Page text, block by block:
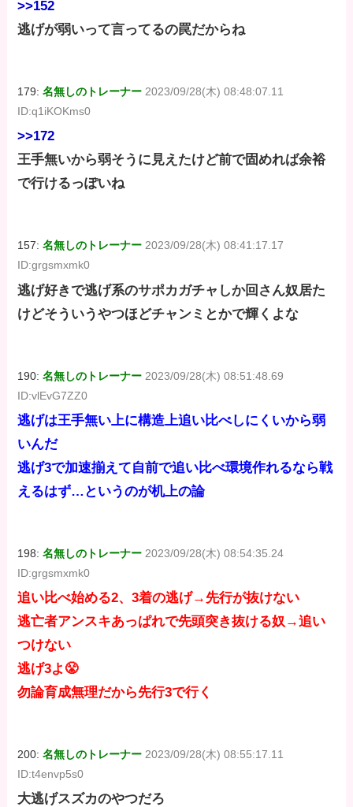
>>152
逃げが弱いって言ってるの罠だからね
179:名無しのトレーナー 2023/09/28(木) 08:48:07.11
ID:q1iKOKms0
>>172
王手無いから弱そうに見えたけど前で固めれば余裕
で行けるっぽいね
157:名無しのトレーナー 2023/09/28(木) 08:41:17.17
ID:grgsmxmk0
逃げ好きで逃げ系のサポカガチャしか回さん奴居た
けどそういうやつほどチャンミとかで輝くよな
190:名無しのトレーナー 2023/09/28(木) 08:51:48.69
ID:vlEvG7ZZ0
逃げは王手無い上に構造上追い比べしにくいから弱
いんだ
逃げ3で加速揃えて自前で追い比べ環境作れるなら戦
えるはず…というのが机上の論
198:名無しのトレーナー 2023/09/28(木) 08:54:35.24
ID:grgsmxmk0
追い比べ始める2、3着の逃げ→先行が抜けない
逃亡者アンスキあっぱれで先頭突き抜ける奴→追い
つけない
逃げ3よ😤
勿論育成無理だから先行3で行く
200:名無しのトレーナー 2023/09/28(木) 08:55:17.11
ID:t4envp5s0
大逃げスズカのやつだろ